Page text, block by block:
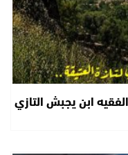
ابن يجبش التازي